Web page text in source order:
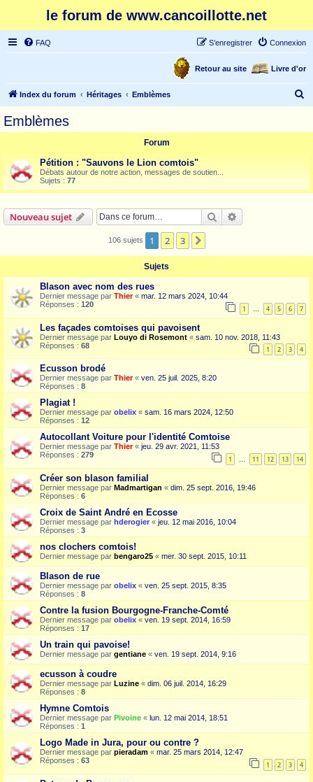
le forum de www.cancoillotte.net
FAQ Connexion
S’enregistrer
Livre d'or
Retour au site
Index du forum Héritages Emblèmes
c
Emblèmes
Forum
Pétition : "Sauvons le Lion comtois"
Débats autour de notre action, messages de soutien...
Sujets : 77
Nouveau sujet Rechercher
106 sujets 1 2 3
Sujets
Blason avec nom des rues
Dernier message par Thier« mar. 12 mars 2024, 10:44
Réponses : 120 1 … 4 5 6 7
Les façades comtoises qui pavoisent
Dernier message par Louyo di Rosemont « sam. 10 nov. 2018, 11:43
Réponses : 68 1 2 3 4
Ecusson brodé
Dernier message par Thier« ven. 25 juil. 2025, 8:20
Réponses : 8
Plagiat !
Dernier message par obelix « sam. 16 mars 2024, 12:50
Réponses : 12
Autocollant Voiture pour l'identité Comtoise
Dernier message par Thier« jeu. 29 avr. 2021, 11:53
Réponses : 279 1 … 11 12 13 14
Créer son blason familial
Dernier message par Madmartigan « dim. 25 sept. 2016, 19:46
Réponses : 6
Croix de Saint André en Ecosse
Dernier message par hderogier « jeu. 12 mai 2016, 10:04
Réponses : 3
nos clochers comtois!
Dernier message par bengaro25 « mer. 30 sept. 2015, 10:11
Blason de rue
Dernier message par obelix « ven. 25 sept. 2015, 8:35
Réponses : 8
Contre la fusion Bourgogne-Franche-Comté
Dernier message par obelix « ven. 19 sept. 2014, 16:59
Réponses : 17
Un train qui pavoise!
Dernier message par gentiane « ven. 19 sept. 2014, 9:16
ecusson à coudre
Dernier message par Luzine « dim. 06 juil. 2014, 16:29
Réponses : 8
Hymne Comtois
Dernier message par Pivoine « lun. 12 mai 2014, 18:51
Réponses : 1
Logo Made in Jura, pour ou contre ?
Dernier message par pieradam « mar. 25 mars 2014, 12:47
Réponses : 63 1 2 3 4